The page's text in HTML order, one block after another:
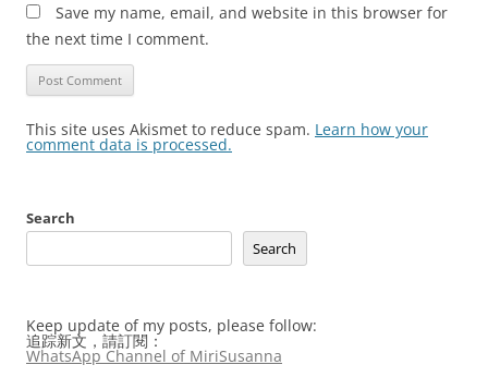
Save my name, email, and website in this browser for
the next time I comment.
This site uses Akismet to reduce spam. Learn how your
comment data is processed.
Search
Search
Keep update of my posts, please follow:
追踪新文，請訂閱：
WhatsApp Channel of MiriSusanna